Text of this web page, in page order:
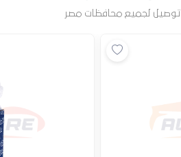
توصيل لجميع محافظات مصر